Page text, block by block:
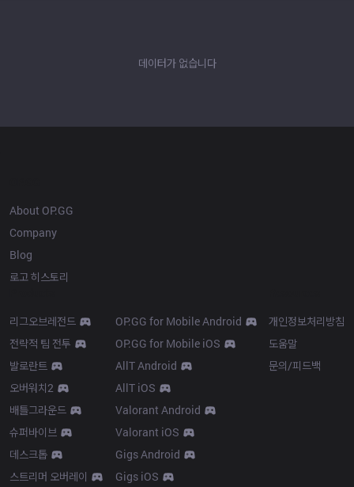
데이터가 없습니다
About OP.GG
Company
Blog
로고 히스토리
리그오브레전드
전략적 팀 전투
발로란트
오버워치2
배틀그라운드
슈퍼바이브
데스크톱
스트리머 오버레이
OP.GG for Mobile Android
OP.GG for Mobile iOS
AllT Android
AllT iOS
Valorant Android
Valorant iOS
Gigs Android
Gigs iOS
개인정보처리방침
도움말
문의/피드백